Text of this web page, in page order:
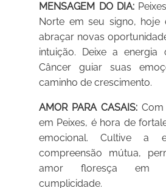
MENSAGEM DO DIA:
Norte em seu signo, hoje
abraçar novas
intuição. Deixe a energia
Câncer guiar suas
caminho de crescimento.
AMOR PARA CASAIS:
em Peixes, é hora de
emocional. Cultive a
compreensão mútua,
amor floresça em
cumplicidade.